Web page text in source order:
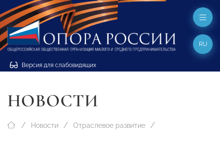
Версия для слабовидящих
RU
НОВОСТИ
Новости Отраслевое развитие